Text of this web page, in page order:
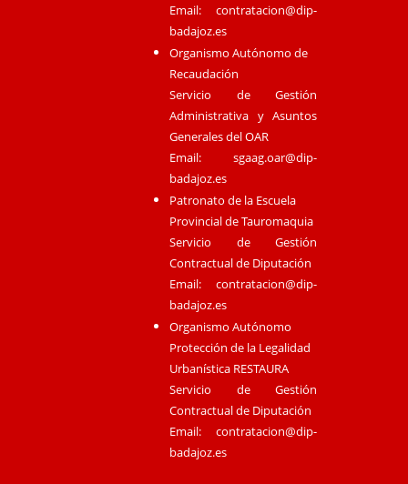
Email:contratacion@dip-
badajoz.es
Organismo Autónomo de
Recaudación
Servicio de Gestión
Administrativa y Asuntos
Generales del OAR
Email:sgaag.oar@dip-
badajoz.es
Patronato de la Escuela
Provincial de Tauromaquia
Servicio de Gestión
Contractual de Diputación
Email:contratacion@dip-
badajoz.es
Organismo Autónomo
Protección de la Legalidad
Urbanística RESTAURA
Servicio de Gestión
Contractual de Diputación
Email:contratacion@dip-
badajoz.es